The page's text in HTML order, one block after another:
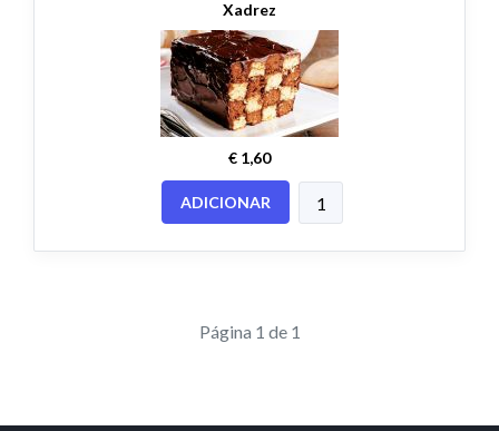
Xadrez
€ 1,60
ADICIONAR
Página 1 de 1